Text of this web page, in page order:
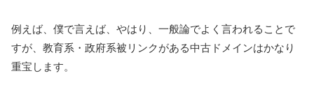
例えば、僕で言えば、やはり、一般論でよく言われることで
すが、教育系・政府系被リンクがある中古ドメインはかなり
重宝します。